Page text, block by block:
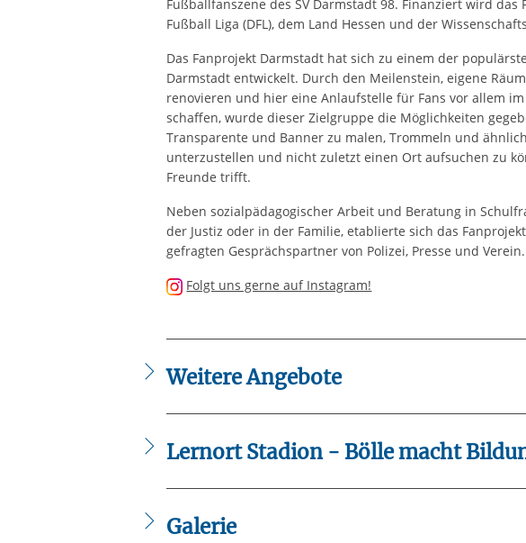
Fußballfanszene des SV Darmstadt 98. Finanziert wird das
Fußball Liga (DFL), dem Land Hessen und der
Das Fanprojekt Darmstadt hat sich zu einem der
Darmstadt entwickelt. Durch den Meilenstein, eigene
renovieren und hier eine Anlaufstelle für Fans vor allem
schaffen, wurde dieser Zielgruppe die Möglichkeiten
Transparente und Banner zu malen, Trommeln und
unterzustellen und nicht zuletzt einen Ort aufsuchen zu
Freunde trifft.
Neben sozialpädagogischer Arbeit und Beratung in
der Justiz oder in der Familie, etablierte sich das
gefragten Gesprächspartner von Polizei, Presse und Verein.
Folgt uns gerne auf Instagram!
Weitere Angebote
Lernort Stadion - Bölle macht
Galerie